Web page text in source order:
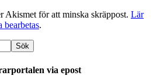
Akismet för att minska skräppost. Lär
bearbetas.
via epost